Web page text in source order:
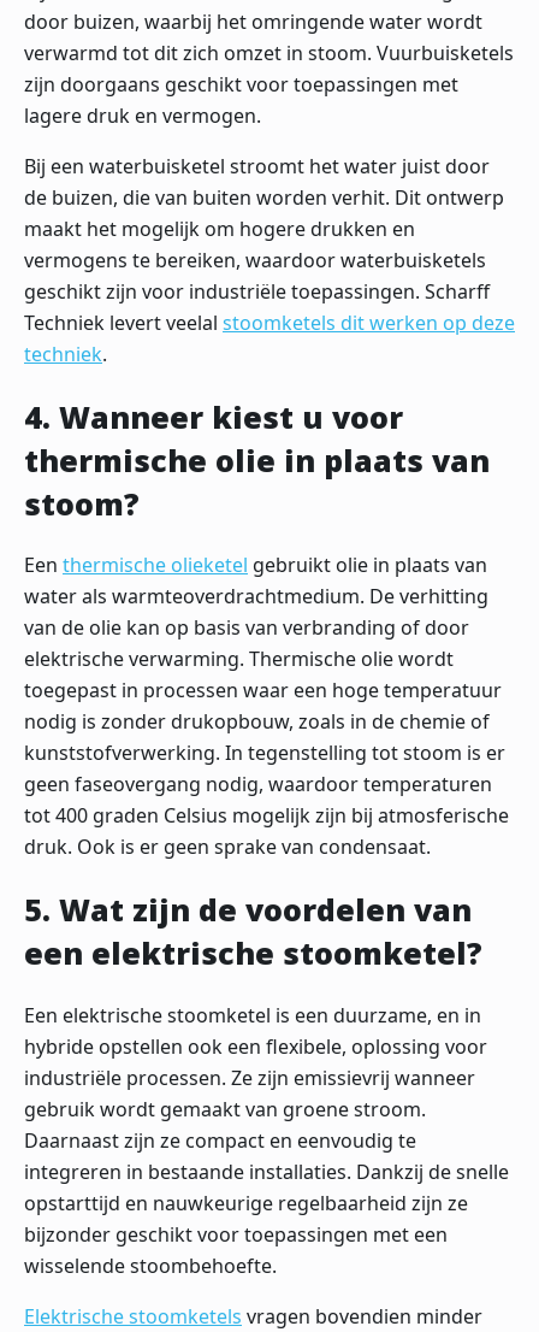
door buizen, waarbij het omringende water wordt
verwarmd tot dit zich omzet in stoom. Vuurbuisketels
zijn doorgaans geschikt voor toepassingen met
lagere druk en vermogen.
Bij een waterbuisketel stroomt het water juist door
de buizen, die van buiten worden verhit. Dit ontwerp
maakt het mogelijk om hogere drukken en
vermogens te bereiken, waardoor waterbuisketels
geschikt zijn voor industriële toepassingen. Scharff
Techniek levert veelal stoomketels dit werken op deze
techniek.
4. Wanneer kiest u voor
thermische olie in plaats van
stoom?
Een thermische olieketel gebruikt olie in plaats van
water als warmteoverdrachtmedium. De verhitting
van de olie kan op basis van verbranding of door
elektrische verwarming. Thermische olie wordt
toegepast in processen waar een hoge temperatuur
nodig is zonder drukopbouw, zoals in de chemie of
kunststofverwerking. In tegenstelling tot stoom is er
geen faseovergang nodig, waardoor temperaturen
tot 400 graden Celsius mogelijk zijn bij atmosferische
druk. Ook is er geen sprake van condensaat.
5. Wat zijn de voordelen van
een elektrische stoomketel?
Een elektrische stoomketel is een duurzame, en in
hybride opstellen ook een flexibele, oplossing voor
industriële processen. Ze zijn emissievrij wanneer
gebruik wordt gemaakt van groene stroom.
Daarnaast zijn ze compact en eenvoudig te
integreren in bestaande installaties. Dankzij de snelle
opstarttijd en nauwkeurige regelbaarheid zijn ze
bijzonder geschikt voor toepassingen met een
wisselende stoombehoefte.
Elektrische stoomketels vragen bovendien minder